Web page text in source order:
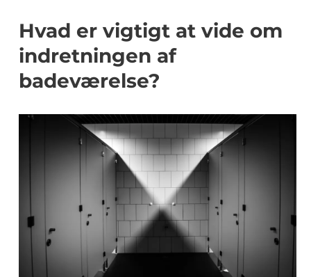
Hvad er vigtigt at vide om
indretningen af
badeværelse?